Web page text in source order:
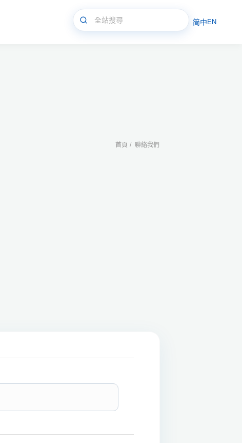
简中 EN
首頁 聯絡我們